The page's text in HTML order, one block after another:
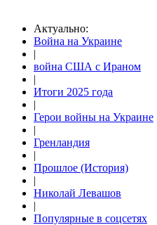
Актуально:
Война на Украине
|
война США с Ираном
|
Итоги 2025 года
|
Герои войны на Украине
|
Гренландия
|
Прошлое (История)
|
Николай Левашов
|
Популярные в соцсетях